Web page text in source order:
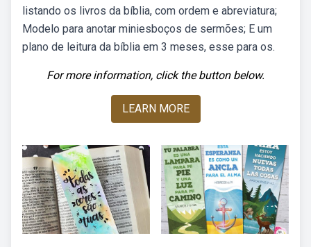
listando os livros da bíblia, com ordem e abreviatura;
Modelo para anotar miniesboços de sermões; E um
plano de leitura da bíblia em 3 meses, esse para os.
For more information, click the button below.
LEARN MORE